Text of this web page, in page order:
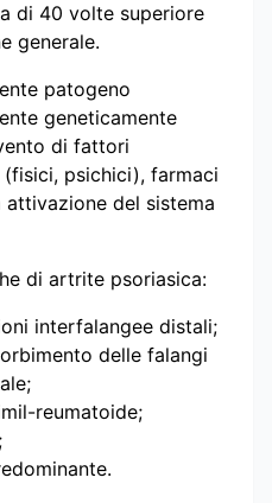
di 40 volte superiore
generale.
patogeno
geneticamente
di fattori
psichici), farmaci
del sistema
di artrite psoriasica:
interfalangee distali;
delle falangi
reumatoide;